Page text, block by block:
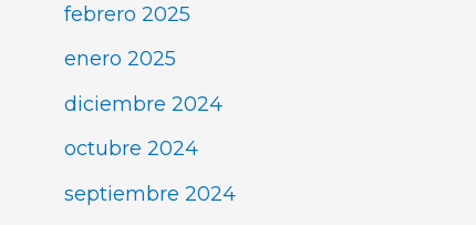
febrero 2025
enero 2025
diciembre 2024
octubre 2024
septiembre 2024